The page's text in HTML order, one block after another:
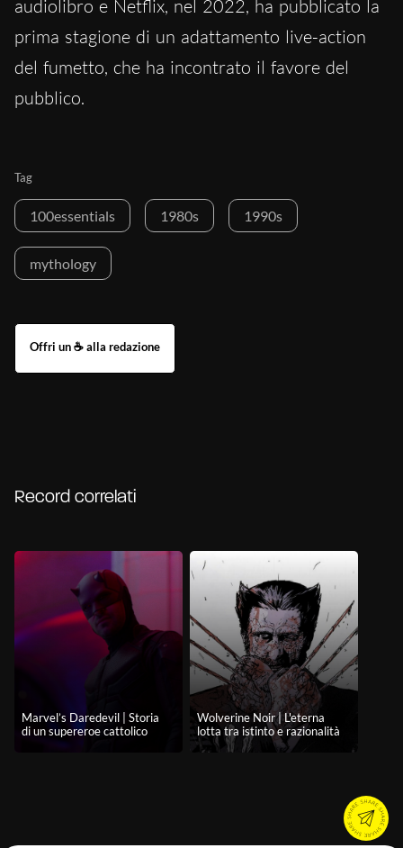
audiolibro e Netflix, nel 2022, ha pubblicato la
prima stagione di un adattamento live-action
del fumetto, che ha incontrato il favore del
pubblico.
Tag
100essentials 1980s 1990s
mythology
Record correlati
Marvel’s Daredevil | Storia
di un supereroe cattolico
Wolverine Noir | L'eterna
lotta tra istinto e razionalità